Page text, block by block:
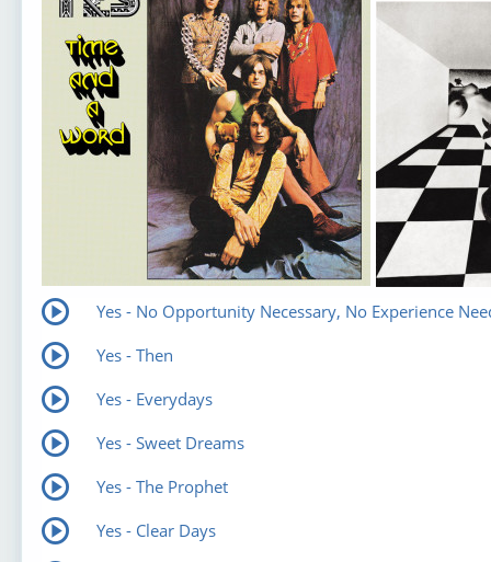
Yes - No Opportunity Necessary, No Experience
Yes - Then
Yes - Everydays
Yes - Sweet Dreams
Yes - The Prophet
Yes - Clear Days